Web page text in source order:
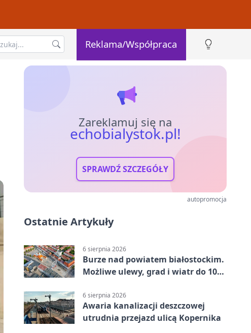
Reklama/Współpraca
Zareklamuj się na
echobialystok.pl!
SPRAWDŹ SZCZEGÓŁY
autopromocja
Ostatnie Artykuły
6 sierpnia 2026
Burze nad powiatem białostockim.
Możliwe ulewy, grad i wiatr do 100
6 sierpnia 2026
Awaria kanalizacji deszczowej
utrudnia przejazd ulicą Kopernika